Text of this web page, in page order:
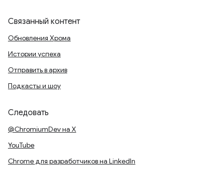
Связанный контент
Обновления Хрома
Истории успеха
Отправить в архив
Подкасты и шоу
Следовать
@ChromiumDev на X
YouTube
Chrome для разработчиков на LinkedIn